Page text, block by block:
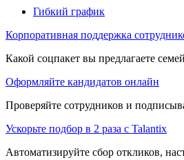
Гибкий график
Корпоративная поддержка
Какой соцпакет вы предлагаете
Оформляйте кандидатов онлайн
Проверяйте сотрудников и
Ускорьте подбор в 2 раза с Talantix
Автоматизируйте сбор откликов,